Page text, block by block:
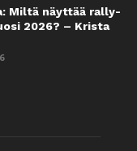
Miltä näyttää rally-
2026? – Krista